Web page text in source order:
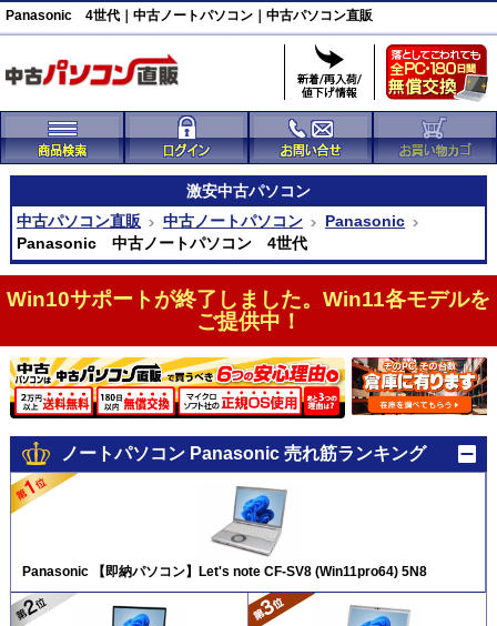
Panasonic 4世代｜中古ノートパソコン｜中古パソコン直販
激安中古パソコン
中古パソコン直販
中古ノートパソコン
Panasonic
Panasonic 中古ノートパソコン 4世代
Win10サポートが終了しました。Win11各モデルを
ご提供中！
ノートパソコン Panasonic 売れ筋ランキング
Panasonic 【即納パソコン】Let's note CF-SV8 (Win11pro64) 5N8